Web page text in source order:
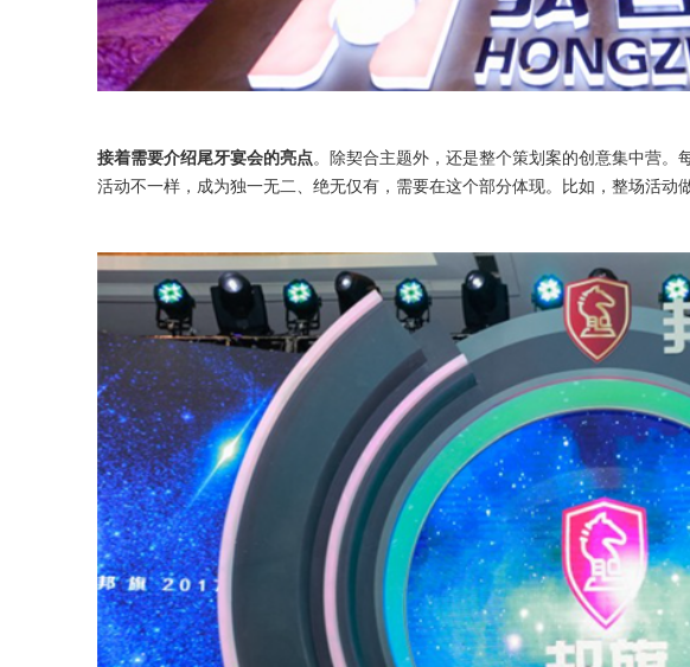
接着需要介绍尾牙宴会的亮点。除契合主题外，还是整个策划案的创意集中营
活动不一样，成为独一无二、绝无仅有，需要在这个部分体现。比如，整场活动